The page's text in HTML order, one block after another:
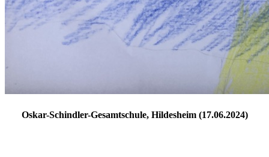
Oskar-Schindler-Gesamtschule, Hildesheim (17.06.2024)